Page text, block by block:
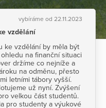
vybíráme od 22.11.2023
vzdělání
ke vzdělání by měla být
na finanční situaci
držíme co nejníže a
na odměnu, přesto
letními tábory vyšší.
už nyní. Zvýšení
velkou část studentů.
pro studenty a výukové